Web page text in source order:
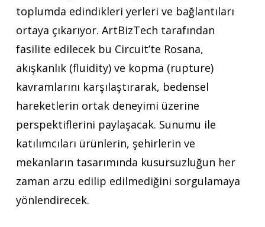
toplumda edindikleri yerleri ve bağlantıları
ortaya çıkarıyor. ArtBizTech tarafından
fasilite edilecek bu Circuit’te Rosana,
akışkanlık (fluidity) ve kopma (rupture)
kavramlarını karşılaştırarak, bedensel
hareketlerin ortak deneyimi üzerine
perspektiflerini paylaşacak. Sunumu ile
katılımcıları ürünlerin, şehirlerin ve
mekanların tasarımında kusursuzluğun her
zaman arzu edilip edilmediğini sorgulamaya
yönlendirecek.